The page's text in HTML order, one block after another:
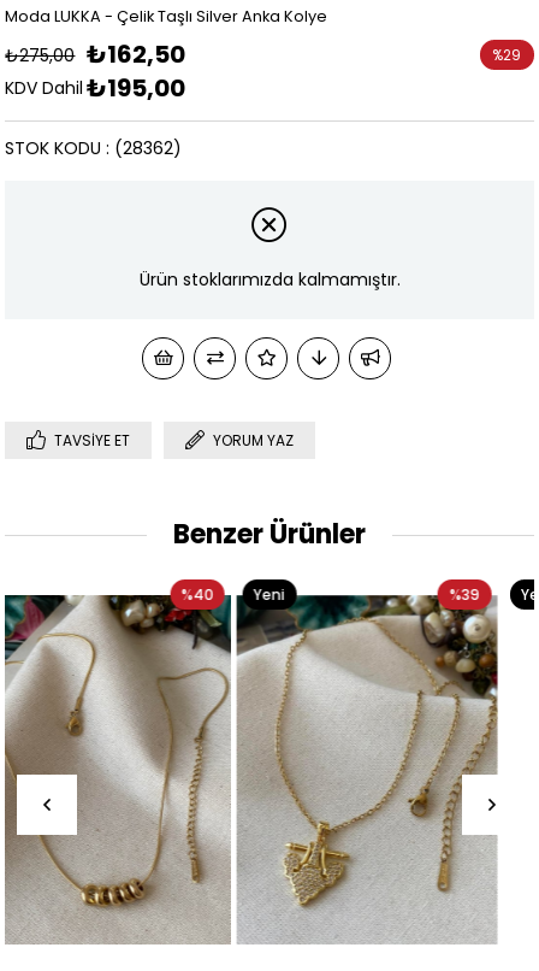
Moda LUKKA - Çelik Taşlı Silver Anka Kolye
₺275,00 ₺162,50
KDV Dahil ₺195,00
%29
(28362)
STOK KODU
Ürün stoklarımızda kalmamıştır.
TAVSIYE ET YORUM YAZ
Benzer Ürünler
%39
Yeni
Ürün
Yeni
Ürün